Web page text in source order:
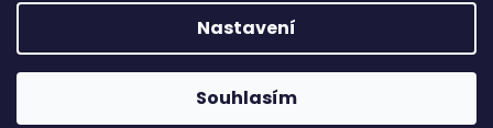
Nastavení
Souhlasím
iKabelka.cz. Všechna práva vyhrazena.
Upravit nastavení cookies